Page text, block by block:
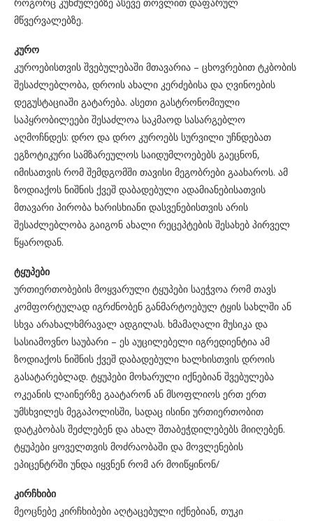
მწვერვალებზე.
კურო
კუროებისთვის შვებულებაში მთავარია – ცხოვრებით ტკბობის
შესაძლებლობა, დროის ახალი კერძებისა და ღვინოების
დეგუსტაციაში გატარება. ასეთი გასტრონომიული
საპყრობილეები შესაძლოა საკმაოდ სასარგებლო
აღმოჩნდეს: დრო და დრო კუროებს სურვილი უჩნდებათ
ეგზოტიკური სამზარეულოს საიდუმლოებებს გაეცნონ,
იმისათვის რომ შემდგომში თავისი მეგობრები გაახაროს. ამ
ზოდიაქოს ნიშნის ქვეშ დაბადებული ადამიანებისათვის
მთავარი პირობა ხარისხიანი დასვენებისთვის არის
შესაძლებლობა გაიგონ ახალი რეცეპტების შესახებ პირველ
წყაროდან.
ტყუპები
ურთიერთობების მოყვარული ტყუპები საეჭვოა რომ თავს
კომფორტულად იგრძნობენ განმარტოებულ ტყის სახლში ან
სხვა არახალხმრავალ ადგილას. ხმამაღალი მუსიკა და
სასიამოვნო საუბარი – ეს აუცილებელი იგრედიენტია ამ
ზოდიაქოს ნიშნის ქვეშ დაბადებული ხალხისთვის დროის
გასატარებლად. ტყუპები მოხარული იქნებიან შვებულება
ოკეანის ლაინერზე გაატარონ ან მსოფლიოს ერთ ერთ
უმსხვილეს მეგაპოლისში, სადაც ისინი ურთიერთობით
დატკბობას შეძლებენ და ახალ შთაბეჭდილებებს მიიღებენ.
ტყუპები ყოველთვის მოძრაობაში და მოვლენების
ეპიცენტრში უნდა იყვნენ რომ არ მოიწყინონ/
კირჩხიბი
მეოცნებე კირჩხიბები აღტაცებული იქნებიან, თუკი